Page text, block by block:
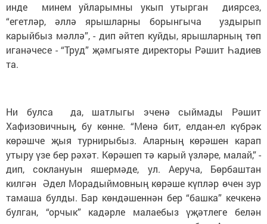
инде минем уйларымны укып утырган диярсез,
“егетләр, әллә ярышларны борынгыча уздырып
карыйбыз мәллә”, - дип әйтеп куйды, ярышларның төп
иганәчесе - “Труд” җәмгыяте директоры Рәшит Һадиев
та.
Ни булса да, шатлыгы эченә сыймады Рәшит
Хафизовичның, бу көнне. “Менә бит, елдан-ел күбрәк
көрәшче җыя турнирыбыз. Аларның көрәшен карап
утыру үзе бер рәхәт. Көрәшеп тә карый үзләре, малай,” -
дип, соклануын яшермәде, ул. Аеруча, Бөрбаштан
килгән Әдел Морадыймовның көрәше күпләр өчен зур
тамаша булды. Бар көндәшеннән бер “башка” кечкенә
булган, “орчык” кадәрле малаебыз үҗәтлеге белән